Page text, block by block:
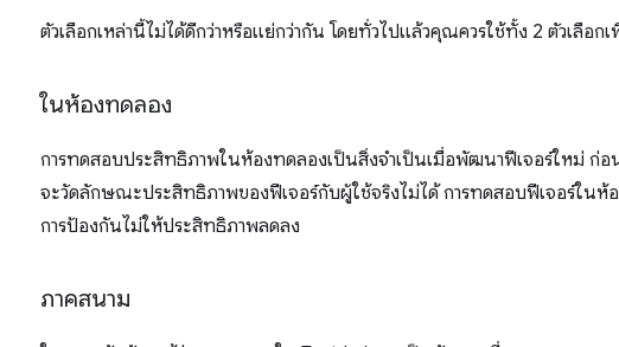
ตัวเลือกเหล่านี้ไม่ได้ดีกว่าหรือแย่กว่ากัน โดยทั่วไปแล้วคุณควรใช้ทั้ง 2 ตัวเลือ
ในห้องทดลอง
การทดสอบประสิทธิภาพในห้องทดลองเป็นสิ่งจําเป็นเมื่อพัฒนาฟีเจอร์ใหม่ ก่
จะวัดลักษณะประสิทธิภาพของฟีเจอร์กับผู้ใช้จริงไม่ได้ การทดสอบฟีเจอร์ใน
การป้องกันไม่ให้ประสิทธิภาพลดลง
ภาคสนาม